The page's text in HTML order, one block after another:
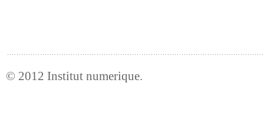
© 2012 Institut numerique.